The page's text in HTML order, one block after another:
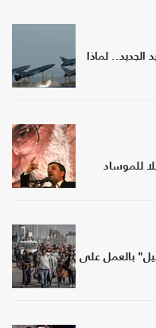
لماذا
للموساد
بالعمل على